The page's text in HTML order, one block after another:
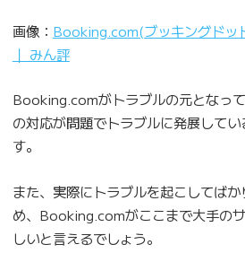
画像： Booking.com(ブッキングドッ
｜ みん評
Booking.comがトラブルの元となっ
の対応が問題でトラブルに発展して
す。
また、実際にトラブルを起こしてば
め、Booking.comがここまで大手の
しいと言えるでしょう。